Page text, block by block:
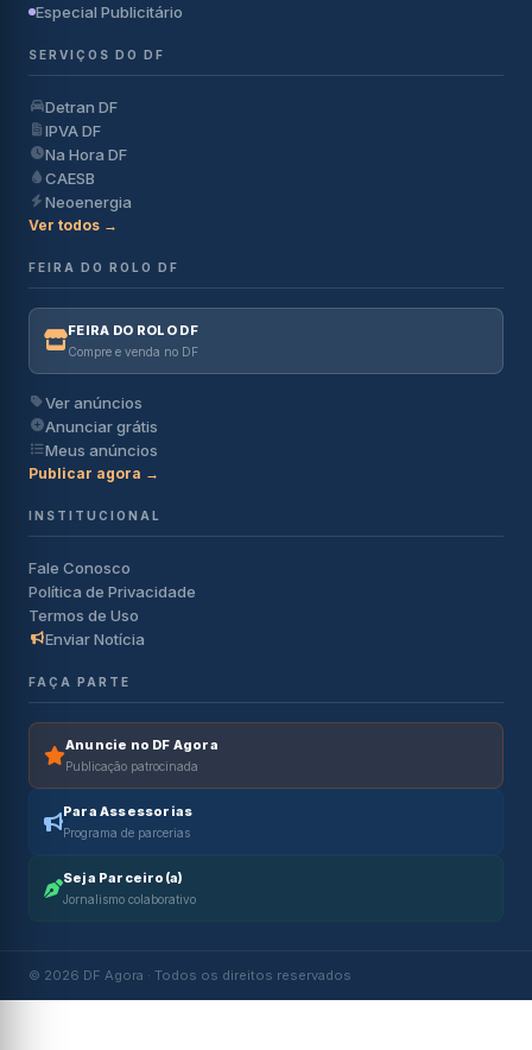
Especial Publicitário
SERVIÇOS DO DF
Detran DF
IPVA DF
Na Hora DF
CAESB
Neoenergia
Ver todos →
FEIRA DO ROLO DF
FEIRA DO ROLO DF
Compre e venda no DF
Ver anúncios
Anunciar grátis
Meus anúncios
Publicar agora →
INSTITUCIONAL
Fale Conosco
Política de Privacidade
Termos de Uso
Enviar Notícia
FAÇA PARTE
Anuncie no DF Agora
Publicação patrocinada
Para Assessorias
Programa de parcerias
Seja Parceiro(a)
Jornalismo colaborativo
© 2026 DF Agora · Todos os direitos reservados